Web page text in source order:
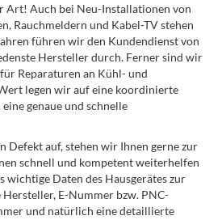
Art! Auch bei Neu-Installationen von
Rauchmeldern und Kabel-TV stehen
führen wir den Kundendienst von
Hersteller durch. Ferner sind wir
Reparaturen an Kühl- und
legen wir auf eine koordinierte
genaue und schnelle
Defekt auf, stehen wir Ihnen gerne zur
schnell und kompetent weiterhelfen
wichtige Daten des Hausgerätes zur
E-Nummer bzw. PNC-
und natürlich eine detaillierte